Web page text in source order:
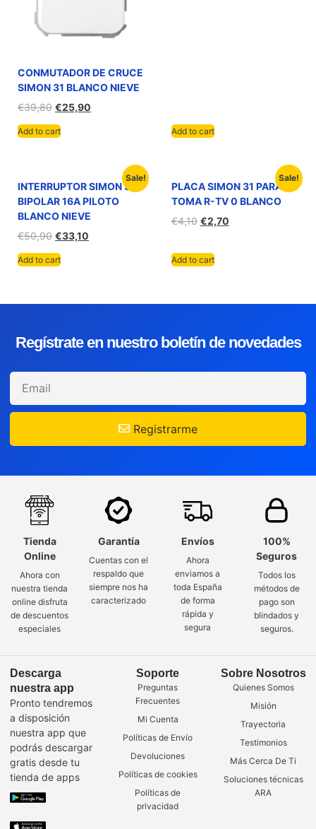
CONMUTADOR DE CRUCE
SIMON 31 BLANCO NIEVE
€39,80 €25,90
Add to cart Add to cart
Sale!
INTERRUPTOR SIMON 31
BIPOLAR 16A PILOTO
BLANCO NIEVE
€50,90 €33,10
Add to cart
Sale!
PLACA SIMON 31 PARA
TOMA R-TV 0 BLANCO
€4,10 €2,70
Add to cart
Regístrate en nuestro boletín de novedades
Registrarme
Tienda
Online
Ahora con
nuestra tienda
online disfruta
de descuentos
especiales
Garantía
Cuentas con el
respaldo que
siempre nos ha
caracterizado
Envíos
Ahora
enviamos a
toda España
de forma
rápida y
segura
100%
Seguros
Todos los
métodos de
pago son
blindados y
seguros.
Descarga
nuestra app
Pronto tendremos
a disposición
nuestra app que
podrás descargar
gratis desde tu
tienda de apps
Soporte
Preguntas
Frecuentes
Mi Cuenta
Políticas de Envío
Devoluciones
Políticas de cookies
Políticas de
privacidad
Sobre Nosotros
Quienes Somos
Misión
Trayectoria
Testimonios
Más Cerca De Ti
Soluciones técnicas
ARA